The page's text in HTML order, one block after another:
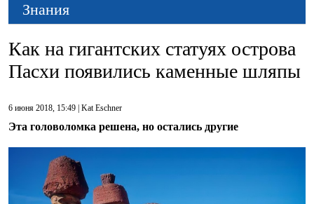
Знания
Как на гигантских статуях острова
Пасхи появились каменные шляпы
6 июня 2018, 15:49 |Kat Eschner
Эта головоломка решена, но остались другие